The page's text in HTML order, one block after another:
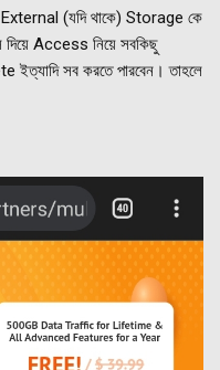
(যদি থাকে) Storage কে
দিয়ে Access নিয়ে সবকিছু
সব করতে পারবেন। তাহলে